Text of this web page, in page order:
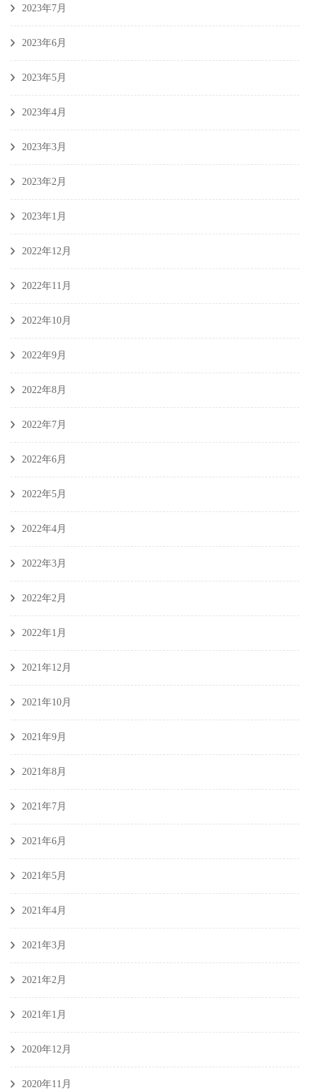
2023年7月
2023年6月
2023年5月
2023年4月
2023年3月
2023年2月
2023年1月
2022年12月
2022年11月
2022年10月
2022年9月
2022年8月
2022年7月
2022年6月
2022年5月
2022年4月
2022年3月
2022年2月
2022年1月
2021年12月
2021年10月
2021年9月
2021年8月
2021年7月
2021年6月
2021年5月
2021年4月
2021年3月
2021年2月
2021年1月
2020年12月
2020年11月